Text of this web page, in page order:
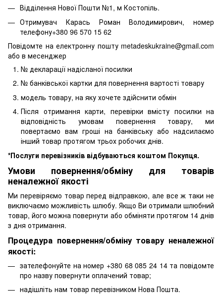
Відділення Нової Пошти №1, м Костопіль.
Отримувач Карась Роман Володимирович, номер
телефону+380 96 570 15 62
Повідомте на електронну пошту metadeskukraine@gmail.com
або в месенджер
№ декларації надісланої посилки
№ банківської картки для повернення вартості товару
модель товару, на яку хочете здійснити обмін
Після отримання карти, перевірки вмісту посилки на
відповідність умовам повернення товару, ми
повертаємо вам гроші на банківську або надсилаємо
інший товар протягом трьох робочих днів.
*Послуги перевізників відбуваються коштом Покупця.
Умови повернення/обміну для товарів
неналежної якості
Ми перевіряємо товар перед відправкою, але все ж таки не
виключаємо можливість шлюбу. Якщо Ви отримали шлюбний
товар, його можна повернути або обміняти протягом 14 днів
з дня отримання.
Процедура повернення/обміну товару неналежної
якості:
зателефонуйте на номер +380 68 085 24 14 та повідомте
про назву повернути оплачений товар;
надішліть нам товар перевізником Нова Пошта.